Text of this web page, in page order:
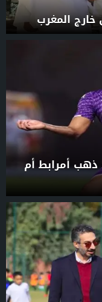
المغرب
ذهب أمرابط أم